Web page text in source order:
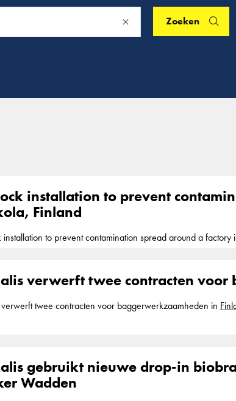
Zoeken
installation to prevent
Finland
to prevent contamination spread around a factory
verwerft twee contracten
verwerft twee contracten voor baggerwerkzaamheden in
gebruikt nieuwe drop-in
Wadden